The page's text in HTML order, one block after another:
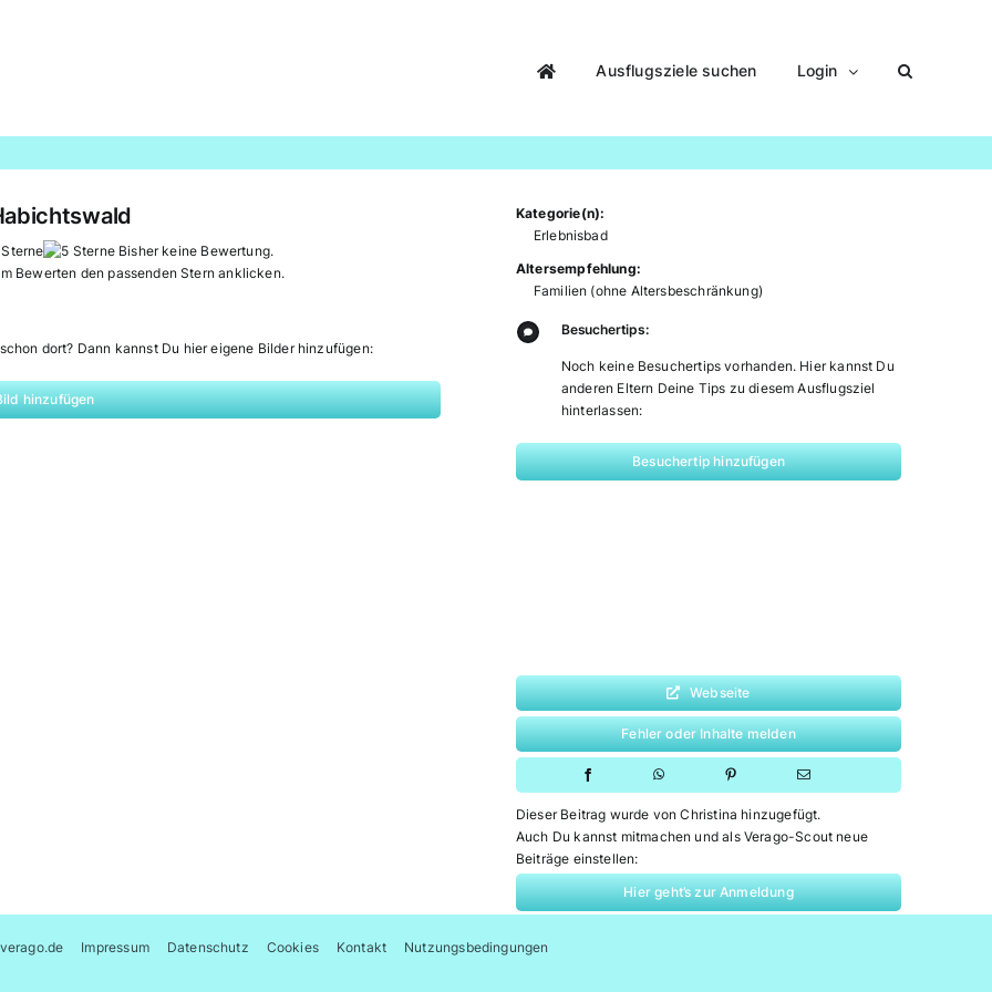
Ausflugsziele suchen Login
Bisher keine Bewertung.
Bewerten den passenden Stern anklicken.
dort? Dann kannst Du hier eigene Bilder hinzufügen:
hinzufügen
Kategorie(n):
Erlebnisbad
Altersempfehlung:
Familien (ohne Altersbeschränkung)
Besuchertips:
Noch keine Besuchertips vorhanden. Hier kannst Du
anderen Eltern Deine Tips zu diesem Ausflugsziel
hinterlassen:
Besuchertip hinzufügen
Webseite
Fehler oder Inhalte melden
Dieser Beitrag wurde von Christina hinzugefügt.
Auch Du kannst mitmachen und als Verago-Scout neue
Beiträge einstellen:
Hier geht’s zur Anmeldung
verago.de Impressum Datenschutz Cookies Kontakt Nutzungsbedingungen